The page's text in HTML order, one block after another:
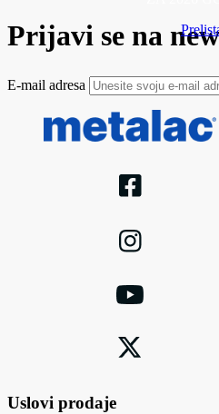
Prijavi se na
E-mail adresa
Uslovi prodaje